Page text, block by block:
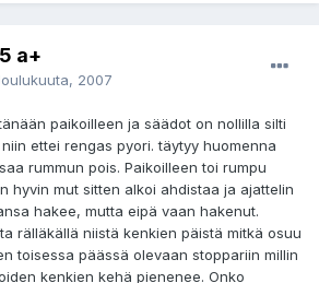
a+
2007
paikoilleen ja säädot on nollilla silti
ettei rengas pyori. täytyy huomenna
rummun pois. Paikoilleen toi rumpu
hyvin mut sitten alkoi ahdistaa ja ajattelin
hakee, mutta eipä vaan hakenut.
rälläkällä niistä kenkien päistä mitkä osuu
toisessa päässä olevaan stoppariin millin
kenkien kehä pienenee. Onko